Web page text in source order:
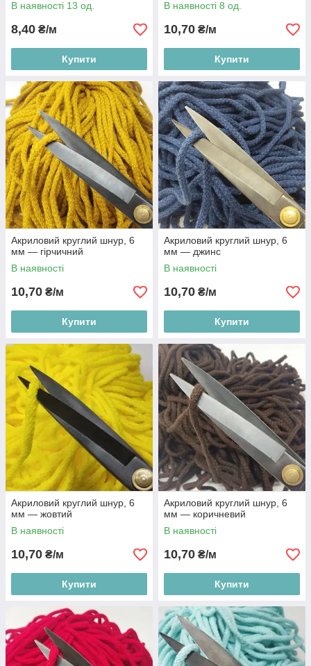
В наявності 13 од.
8,40 ₴/м
Купити
В наявності 8 од.
10,70 ₴/м
Купити
Акриловий круглий шнур, 6
мм — гірчичний
В наявності
10,70 ₴/м
Купити
Акриловий круглий шнур, 6
мм — джинс
В наявності
10,70 ₴/м
Купити
Акриловий круглий шнур, 6
мм — жовтий
В наявності
10,70 ₴/м
Купити
Акриловий круглий шнур, 6
мм — коричневий
В наявності
10,70 ₴/м
Купити